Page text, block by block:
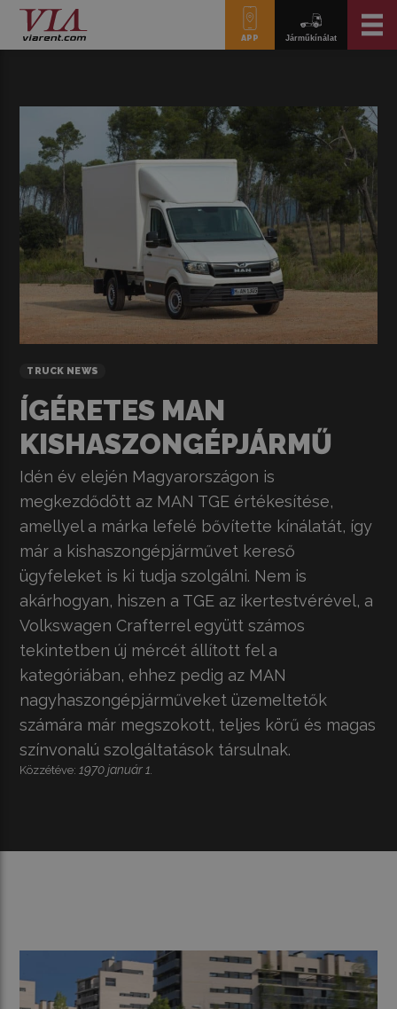
APP Járműkínálat
TRUCK NEWS
ÍGÉRETES MAN
KISHASZONGÉPJÁRMŰ
Idén év elején Magyarországon is
megkezdődött az MAN TGE értékesítése,
amellyel a márka lefelé bővítette kínálatát, így
már a kishaszongépjárművet kereső
ügyfeleket is ki tudja szolgálni. Nem is
akárhogyan, hiszen a TGE az ikertestvérével, a
Volkswagen Crafterrel együtt számos
tekintetben új mércét állított fel a
kategóriában, ehhez pedig az MAN
nagyhaszongépjárműveket üzemeltetők
számára már megszokott, teljes körű és magas
színvonalú szolgáltatások társulnak.
Közzétéve:1970 január 1.